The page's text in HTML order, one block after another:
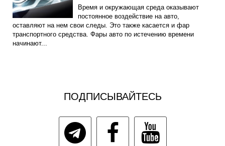
Время и окружающая среда оказывают
постоянное воздействие на авто,
оставляют на нем свои следы. Это также касается и фар
транспортного средства. Фары авто по истечению времени
начинают...
ПОДПИСЫВАЙТЕСЬ